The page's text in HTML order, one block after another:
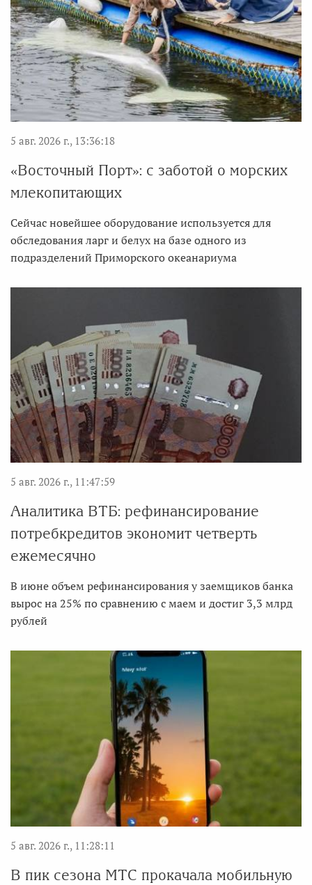
5 авг. 2026 г., 13:36:18
«Восточный Порт»: с заботой о морских
млекопитающих
Сейчас новейшее оборудование используется для
обследования ларг и белух на базе одного из
подразделений Приморского океанариума
5 авг. 2026 г., 11:47:59
Аналитика ВТБ: рефинансирование
потребкредитов экономит четверть
ежемесячно
В июне объем рефинансирования у заемщиков банка
вырос на 25% по сравнению с маем и достиг 3,3 млрд
рублей
5 авг. 2026 г., 11:28:11
В пик сезона МТС прокачала мобильную